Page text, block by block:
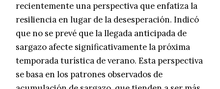
recientemente una perspectiva que enfatiza la
resiliencia en lugar de la desesperación. Indicó
que no se prevé que la llegada anticipada de
sargazo afecte significativamente la próxima
temporada turística de verano. Esta perspectiva
se basa en los patrones observados de